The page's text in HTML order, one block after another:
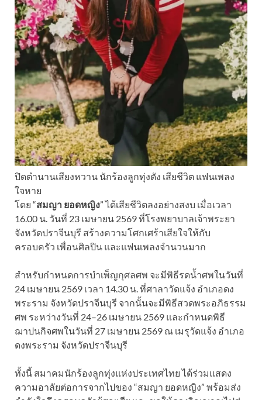
ปิดตำนานเสียงหวาน นักร้องลูกทุ่งดัง เสียชีวิต แฟนเพลง
ใจหาย
โดย “สมญา ยอดหญิง” ได้เสียชีวิตลงอย่างสงบ เมื่อเวลา
16.00 น. วันที่ 23 เมษายน 2569 ที่โรงพยาบาลเจ้าพระยา
จังหวัดปราจีนบุรี สร้างความโศกเศร้าเสียใจให้กับ
ครอบครัว เพื่อนศิลปิน และแฟนเพลงจำนวนมาก
สำหรับกำหนดการบำเพ็ญกุศลศพ จะมีพิธีรดน้ำศพในวันที่
24 เมษายน 2569 เวลา 14.30 น. ที่ศาลาวัดแจ้ง อำเภอดง
พระราม จังหวัดปราจีนบุรี จากนั้นจะมีพิธีสวดพระอภิธรรม
ศพ ระหว่างวันที่ 24–26 เมษายน 2569 และกำหนดพิธี
ฌาปนกิจศพในวันที่ 27 เมษายน 2569 ณ เมรุวัดแจ้ง อำเภอ
ดงพระราม จังหวัดปราจีนบุรี
ทั้งนี้ สมาคมนักร้องลูกทุ่งแห่งประเทศไทย ได้ร่วมแสดง
ความอาลัยต่อการจากไปของ “สมญา ยอดหญิง” พร้อมส่ง